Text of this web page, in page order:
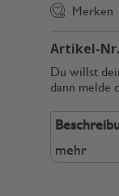
Merken
Artikel-
Du willst
dann melde
mehr